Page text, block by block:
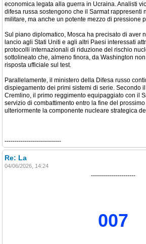
economica legata alla guerra in Ucraina. Analisti
difesa russa sostengono che il Sarmat rappresenti
militare, ma anche un potente mezzo di pressione
Sul piano diplomatico, Mosca ha precisato di aver
lancio agli Stati Uniti e agli altri Paesi interessati
protocolli internazionali di riduzione del rischio
sottolineato che, almeno finora, da Washington
risposta ufficiale sul test.
Parallelamente, il ministero della Difesa russo
dispiegamento dei primi sistemi di serie. Secondo
Cremlino, il primo reggimento equipaggiato con il
servizio di combattimento entro la fine del
ulteriormente la componente nucleare strategica
----------------------------
Re: La
04/06/2026, 14:24
----------------------
007